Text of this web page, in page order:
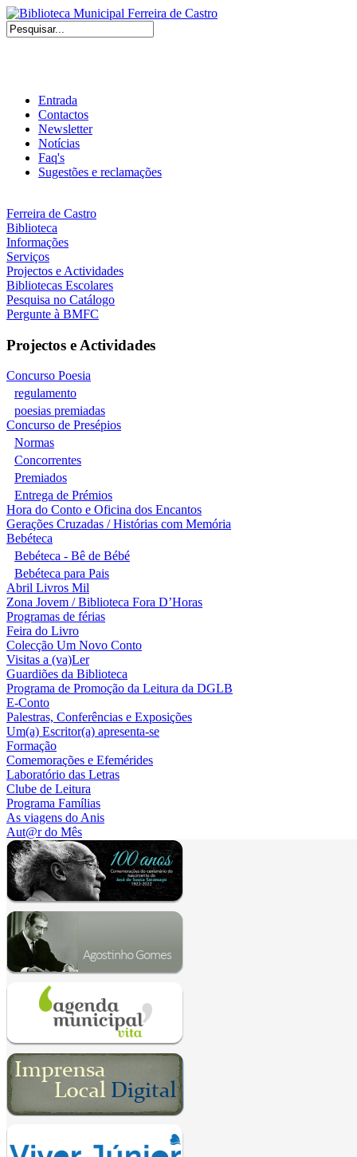
Entrada
Contactos
Newsletter
Notícias
Faq's
Sugestões e reclamações
Ferreira de Castro
Biblioteca
Informações
Serviços
Projectos e Actividades
Bibliotecas Escolares
Pesquisa no Catálogo
Pergunte à BMFC
Projectos e Actividades
Concurso Poesia
regulamento
poesias premiadas
Concurso de Presépios
Normas
Concorrentes
Premiados
Entrega de Prémios
Hora do Conto e Oficina dos Encantos
Gerações Cruzadas / Histórias com Memória
Bebéteca
Bebéteca - Bê de Bébé
Bebéteca para Pais
Abril Livros Mil
Zona Jovem / Biblioteca Fora D’Horas
Programas de férias
Feira do Livro
Colecção Um Novo Conto
Visitas a (va)Ler
Guardiões da Biblioteca
Programa de Promoção da Leitura da DGLB
E-Conto
Palestras, Conferências e Exposições
Um(a) Escritor(a) apresenta-se
Formação
Comemorações e Efemérides
Laboratório das Letras
Clube de Leitura
Programa Famílias
As viagens do Anis
Aut@r do Mês